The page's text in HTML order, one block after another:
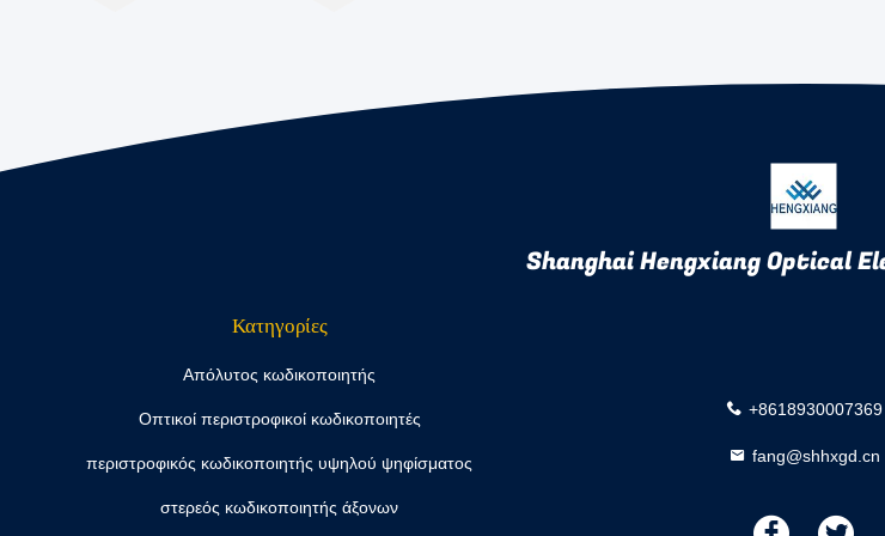
Shanghai Hengxiang Optical
Κατηγορίες
Απόλυτος κωδικοποιητής
Οπτικοί περιστροφικοί κωδικοποιητές
περιστροφικός κωδικοποιητής υψηλού ψηφίσματος
στερεός κωδικοποιητής άξονων
+8618930007369
fang@shhxgd.cn